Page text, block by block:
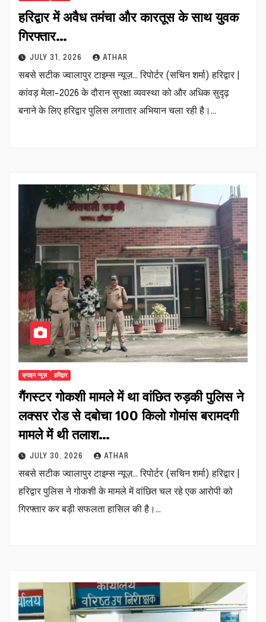
हरिद्वार में अवैध तमंचा और कारतूस के साथ युवक
गिरफ्तार…
JULY 31, 2026 ATHAR
सबसे सटीक ज्वालापुर टाइम्स न्यूज़… रिपोर्टर (सचिन शर्मा) हरिद्वार |
कांवड़ मेला-2026 के दौरान सुरक्षा व्यवस्था को और अधिक सुदृढ़
बनाने के लिए हरिद्वार पुलिस लगातार अभियान चला रही है।…
क्राइम न्यूज़ हरिद्वार
गैंगस्टर गोकशी मामले में था वांछित रुड़की पुलिस ने
लक्सर रोड से दबोचा 100 किलो गोमांस बरामदगी
मामले में थी तलाश…
JULY 30, 2026 ATHAR
सबसे सटीक ज्वालापुर टाइम्स न्यूज़… रिपोर्टर (सचिन शर्मा) हरिद्वार |
हरिद्वार पुलिस ने गोकशी के मामले में वांछित चल रहे एक आरोपी को
गिरफ्तार कर बड़ी सफलता हासिल की है।…